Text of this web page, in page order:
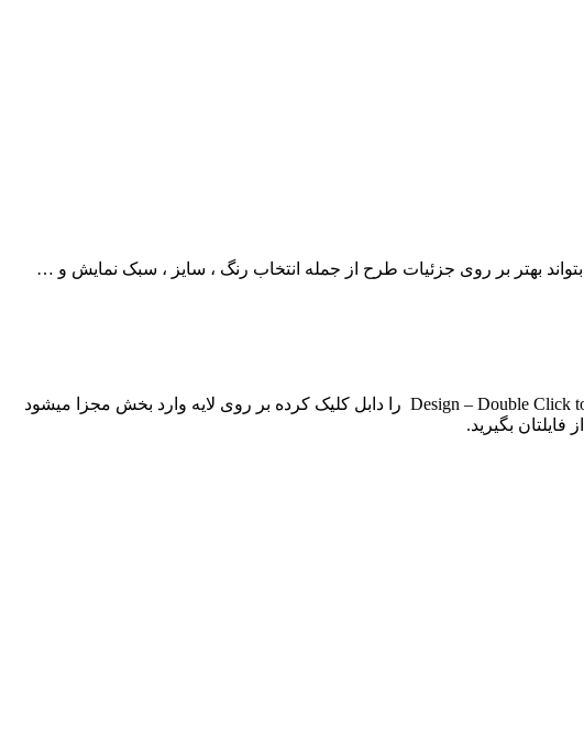
بهتر بر روی جزئیات طرح از جمله انتخاب رنگ ، سایز ، سبک نمایش و …
پس از دانلود ، فایل را از حالت زیپ خارج و سپس در نرم افزار مربوطه (فتوشاپ) اجرا نمایید . در قسمت layers لایه Design – Double Click to Replace را دابل کلیک کرده بر روی لایه وارد بخش مجزا میشود